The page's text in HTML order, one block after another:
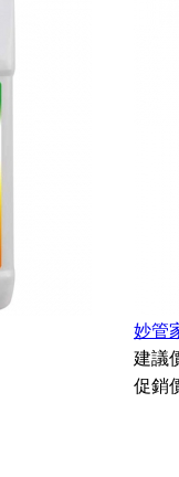
妙管
建議
促銷